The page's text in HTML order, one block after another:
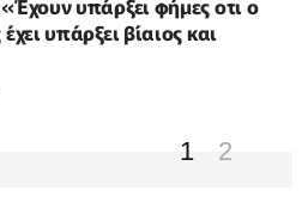
υπάρξει φήμες οτι ο
υπάρξει βίαιος και
1 2